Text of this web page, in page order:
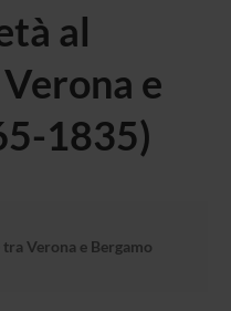
al
e
1835)
Verona e Bergamo